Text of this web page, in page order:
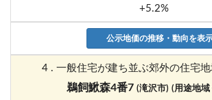
+5.2%
公示地価の推移・動向を表
4 . 一般住宅が建ち並ぶ郊外の住宅
鵜飼鰍森4番7 (滝沢市) (用途地域